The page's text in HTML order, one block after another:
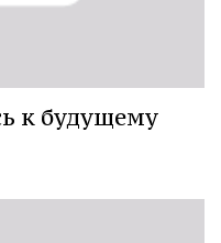
к будущему